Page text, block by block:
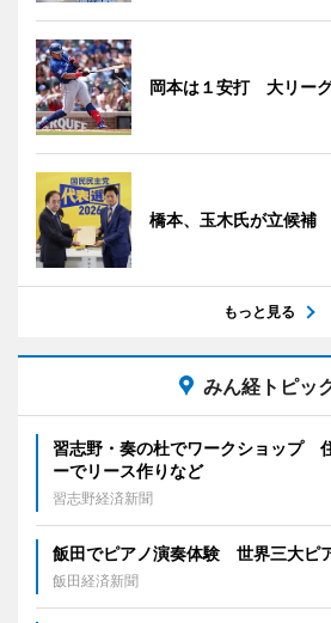
岡本は１安打 大リー
橋本、玉木氏が立候補
もっと見る
みん経トピッ
習志野・奏の杜でワークショップ
ーでリース作りなど
習志野経済新聞
飯田でピアノ演奏体験 世界三大ピ
飯田経済新聞